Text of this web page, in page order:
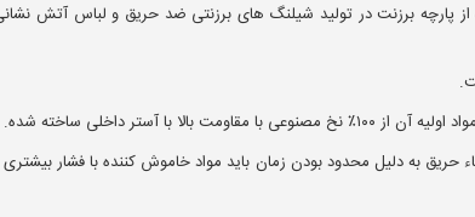
از پارچه برزنت در تولید شیلنگ های برزنتی ضد حریق و لباس آتش
آستر داخلی ساخته شده.
حریق به دلیل محدود بودن زمان باید مواد خاموش کننده با فشار